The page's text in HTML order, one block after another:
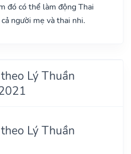
đó có thể làm động Thai
người mẹ và thai nhi.
Lý Thuần
Lý Thuần